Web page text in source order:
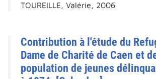
TOUREILLE, Valérie, 2006
Contribution à l'étude du
Dame de Charité de Caen et
population de jeunes